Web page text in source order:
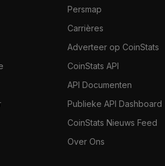
Persmap
Carrières
Adverteer op CoinStats
CoinStats API
API Documenten
Publieke API Dashboard
CoinStats Nieuws Feed
Over Ons